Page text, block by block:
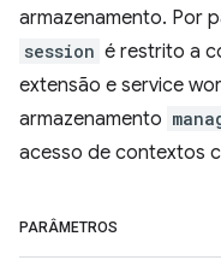
armazenamento. Por
session é restrito a
extensão e service
armazenamento
acesso de contextos
PARÂMETROS